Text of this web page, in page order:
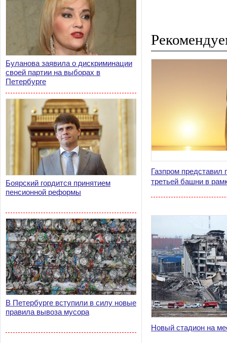
Буланова заявила о дискриминации
своей партии на выборах в
Петербурге
Боярский гордится принятием
пенсионной реформы
В Петербурге вступили в силу новые
правила вывоза мусора
Газпром представил
третьей башни в
Новый стадион на